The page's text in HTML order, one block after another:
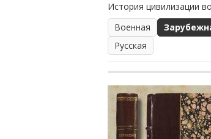
История цивилизации
Военная
Русская